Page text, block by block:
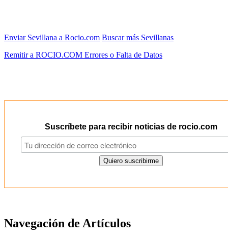
Enviar Sevillana a Rocio.com Buscar más Sevillanas
Remitir a ROCIO.COM Errores o Falta de Datos
Suscríbete para recibir noticias de rocio.com
Navegación de Artículos